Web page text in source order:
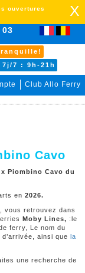
03
7 : 9h-21h
Club Allo Ferry
ouvertures
X
votre voyage >
Cavo
Piombino Cavo du
en 2026.
vous retrouvez dans
Moby Lines, :le
ferry, Le nom du
ainsi que la
une recherche de